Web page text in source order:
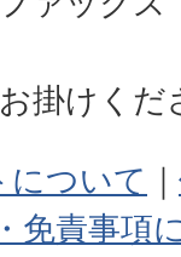
お掛けく
について
免責事項